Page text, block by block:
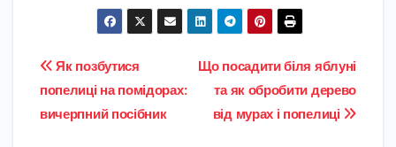
Навігація
записів
Що посадити біля яблуні
та як обробити дерево
від мурах і попелиці
Як позбутися
попелиці на помідорах:
вичерпний посібник